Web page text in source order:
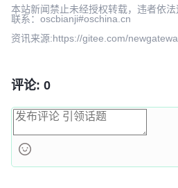
本站新闻禁止未经授权转载，违者依
联系：oscbianji#oschina.cn
资讯来源:https://gitee.com/
评论: 0